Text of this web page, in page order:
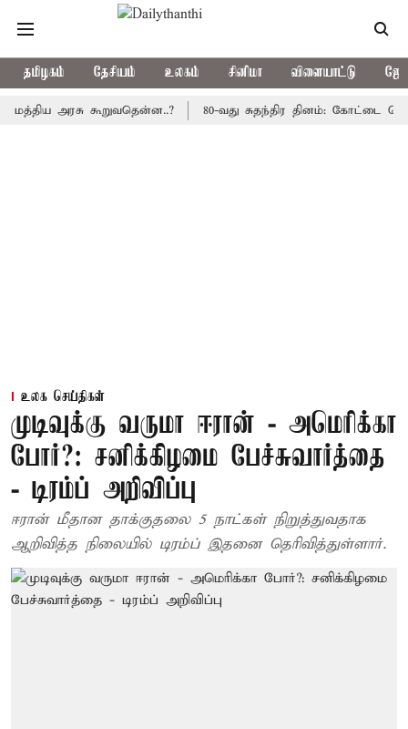
தமிழகம் தேசியம் உலகம் சினிமா விளையாட்டு
அரசு கூறுவதென்ன..? 80-வது சுதந்திர தினம்: கோட்டை
உலக செய்திகள்
முடிவுக்கு வருமா ஈரான் - அமெரிக்கா
போர்?: சனிக்கிழமை பேச்சுவார்த்தை
- டிரம்ப் அறிவிப்பு
ஈரான் மீதான தாக்குதலை 5 நாட்கள் நிறுத்துவதாக
ஆறிவித்த நிலையில் டிரம்ப் இதனை தெரிவித்துள்ளார்.